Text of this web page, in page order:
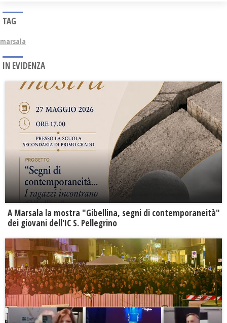
TAG
marsala
IN EVIDENZA
A Marsala la mostra "Gibellina, segni di contemporaneità"
dei giovani dell'IC S. Pellegrino